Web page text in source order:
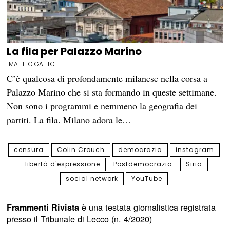
La fila per Palazzo Marino
MATTEO GATTO
C’è qualcosa di profondamente milanese nella corsa a
Palazzo Marino che si sta formando in queste settimane.
Non sono i programmi e nemmeno la geografia dei
partiti. La fila. Milano adora le…
censura Colin Crouch democrazia
instagram
libertà d'espressione
Postdemocrazia
Siria
social network
YouTube
Frammenti Rivistaè una testata giornalistica registrata
presso il Tribunale di Lecco (n. 4/2020)